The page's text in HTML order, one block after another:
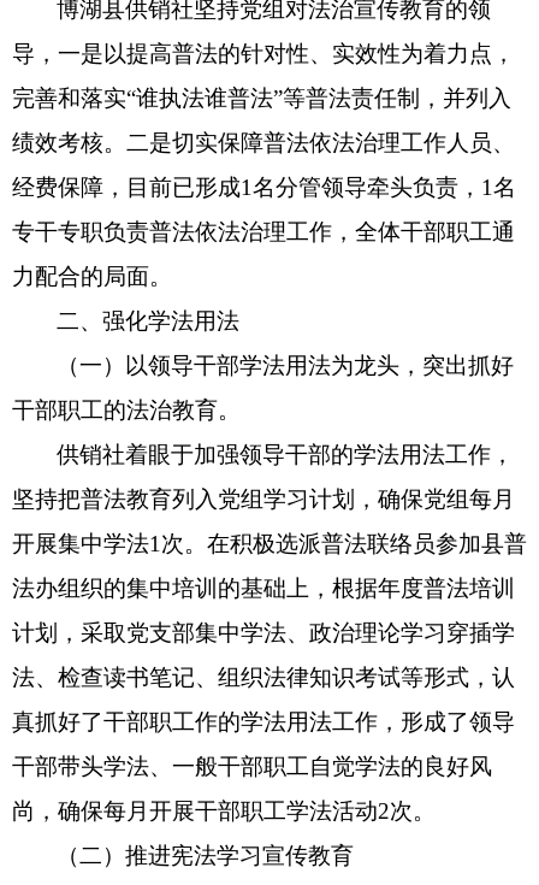
博湖县供销社坚持党组对法治宣传教育的领
导，一是以提高普法的针对性、实效性为着力点，
完善和落实“谁执法谁普法”等普法责任制，并列入
绩效考核。二是切实保障普法依法治理工作人员、
经费保障，目前已形成1名分管领导牵头负责，1名
专干专职负责普法依法治理工作，全体干部职工通
力配合的局面。
二、强化学法用法
（一）
以领导干部学法用法为龙头，突出抓好
干部职工的法治教育。
供销社着眼于加强领导干部的学法用法工作，
坚持把普法教育列入 党组学习计划，确保党组每月
开展集中学法1 次。在积极选派普法联络员参加县普
法办组织的集中培训的基础上，根据年度普法培训
计划，采取党支部集中学法、 政治理论学习穿插学
法、检查读书笔记、组织法律知识考试等形式，认
真抓好了干部职工作的学法用法工作，形成了领导
干部带头学法、一般干部职工自觉学法的良好风
尚 ，确保每月开展干部职工学法活动2次。
（二）推进宪法学习宣传教育